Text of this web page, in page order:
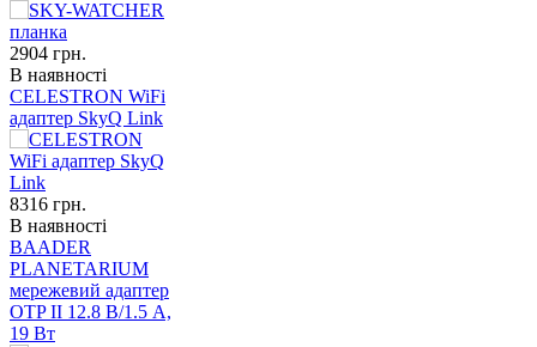
2904 грн.
В наявності
CELESTRON WiFi
адаптер SkyQ Link
8316 грн.
В наявності
BAADER
PLANETARIUM
мережевий адаптер
OTP II 12.8 В/1.5 A,
19 Вт